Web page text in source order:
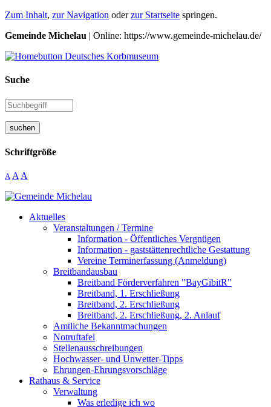
Zum Inhalt, zur Navigation oderzur Startseite springen.
Gemeinde Michelau | Online: https://www.gemeinde-michelau.de/
Suche
suchen
Schriftgröße
A A A
Aktuelles
Veranstaltungen / Termine
Information - Öffentliches Vergnügen
Information - gaststättenrechtliche Gestattung
Vereine Terminerfassung (Anmeldung)
Breitbandausbau
Breitband Förderverfahren "BayGibitR"
Breitband, 1. Erschließung
Breitband, 2. Erschließung
Breitband, 2. Erschließung, 2. Anlauf
Amtliche Bekanntmachungen
Notruftafel
Stellenausschreibungen
Hochwasser- und Unwetter-Tipps
Ehrungen-Ehrungsvorschläge
Rathaus & Service
Verwaltung
Was erledige ich wo